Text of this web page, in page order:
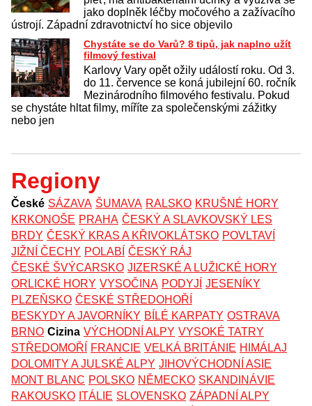
jako doplněk léčby močového a zažívacího
ústrojí. Západní zdravotnictví ho sice objevilo
Chystáte se do Varů? 8 tipů, jak naplno užít
filmový festival
Karlovy Vary opět ožily událostí roku. Od 3.
do 11. července se koná jubilejní 60. ročník
Mezinárodního filmového festivalu. Pokud
se chystáte hltat filmy, míříte za společenskými zážitky
nebo jen
Regiony
České SÁZAVA ŠUMAVA RALSKO KRUŠNÉ HORY
KRKONOŠE PRAHA ČESKÝ A SLAVKOVSKÝ LES
BRDY ČESKÝ KRAS A KŘIVOKLÁTSKO POVLTAVÍ
JIŽNÍ ČECHY POLABÍ ČESKÝ RÁJ
ČESKÉ ŠVÝCARSKO JIZERSKÉ A LUŽICKÉ HORY
ORLICKÉ HORY VYSOČINA PODYJÍ JESENÍKY
PLZEŇSKO ČESKÉ STŘEDOHOŘÍ
BESKYDY A JAVORNÍKY BÍLÉ KARPATY OSTRAVA
BRNO Cizina VÝCHODNÍ ALPY VYSOKÉ TATRY
STŘEDOMOŘÍ
FRANCIE VELKÁ BRITÁNIE HIMÁLAJ
DOLOMITY A JULSKÉ ALPY JIHOVÝCHODNÍ ASIE
MONT BLANC POLSKO NĚMECKO SKANDINÁVIE
RAKOUSKO ITÁLIE SLOVENSKO ZÁPADNÍ ALPY